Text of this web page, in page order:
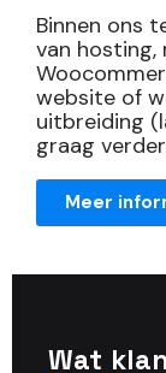
Binnen ons
van hosting,
website of
uitbreiding
graag
Meer
Wat